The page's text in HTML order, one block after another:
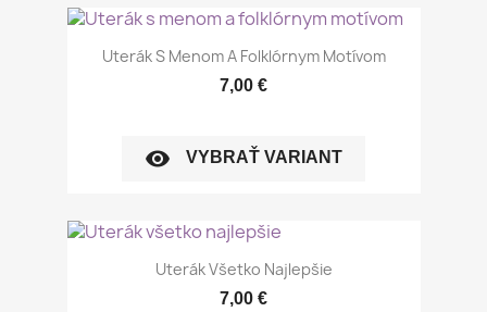
Uterák S Menom A Folklórnym Motívom
7,00 €
visibility VYBRAŤ VARIANT
Uterák Všetko Najlepšie
7,00 €